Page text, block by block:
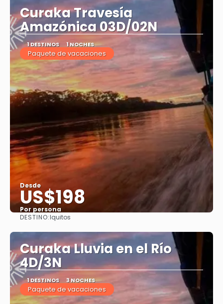
Curaka Travesía
Amazónica 03D/02N
1 DESTINOS 1 NOCHES
Paquete de vacaciones
Desde
US$198
Por persona
DESTINO:Iquitos
Curaka Lluvia en el Río
4D/3N
1 DESTINOS 3 NOCHES
Paquete de vacaciones